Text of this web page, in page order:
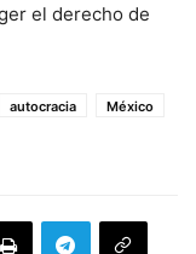
el derecho de
autocracia
México